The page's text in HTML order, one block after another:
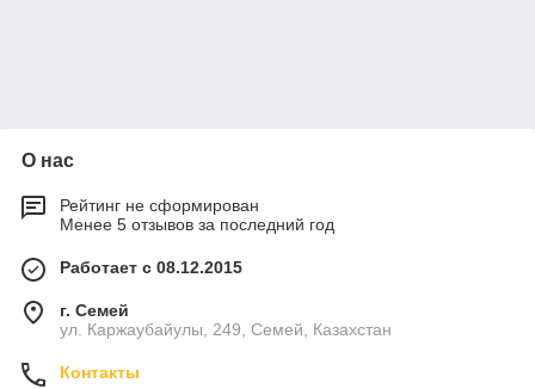
О нас
Рейтинг не сформирован
Менее 5 отзывов за последний год
Работает с 08.12.2015
г. Семей
ул. Каржаубайулы, 249, Семей, Казахстан
Контакты